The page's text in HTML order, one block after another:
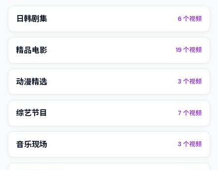
日韩剧集 6个视频
精品电影 19个视频
动漫精选 3 个视频
综艺节目 7 个视频
音乐现场 3 个视频